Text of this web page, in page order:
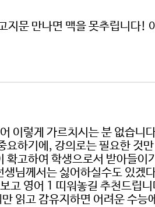
문 만나면 맥을 못추립니다!
이렇게 가르치시는 분 없습니
하기에, 강의로는 필요한 것
고하여 학생으로서 받아들
님께서는 싫어하실수도 있겠
영어 1 띠워놓길 추천드립
읽고 감유지하면 어려운 수능